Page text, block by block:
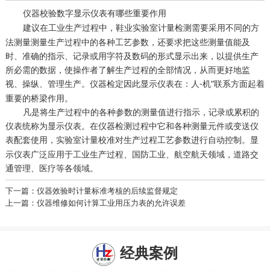
仪器校验数字显示仪表有哪些重要作用
建议在工业生产过程中， 鞋业实验室计量检测 需要采用不同的方
法测量测量生产过程中的各种工艺参数，还要求把这些测量值能及
时、准确的指示、记录或用字符及数码的形式显示出来，以提供生产
所必需的数据，使操作者了解生产过程的全部情况，从而更好地监
视、操纵、管理生产。 仪器检定因此显示仪表在：人-机”联系方面起着
重要的桥梁作用。
凡是将生产过程中的各种参数的测量值进行指示，记录或累积的
仪表统称为显示仪表。在仪器检测过程中它和各种测量元件或变送仪
表配套使用， 实验室计量校准对生产过程工艺参数进行自动控制。显
示仪表广泛应用于工业生产过程、国防工业、航空航天领域，道路交
通管理、医疗等各领域。
下一篇：仪器效验时计量标准考核的后续监督规定
上一篇：仪器维修如何计算工业用压力表的允许误差
经典案例